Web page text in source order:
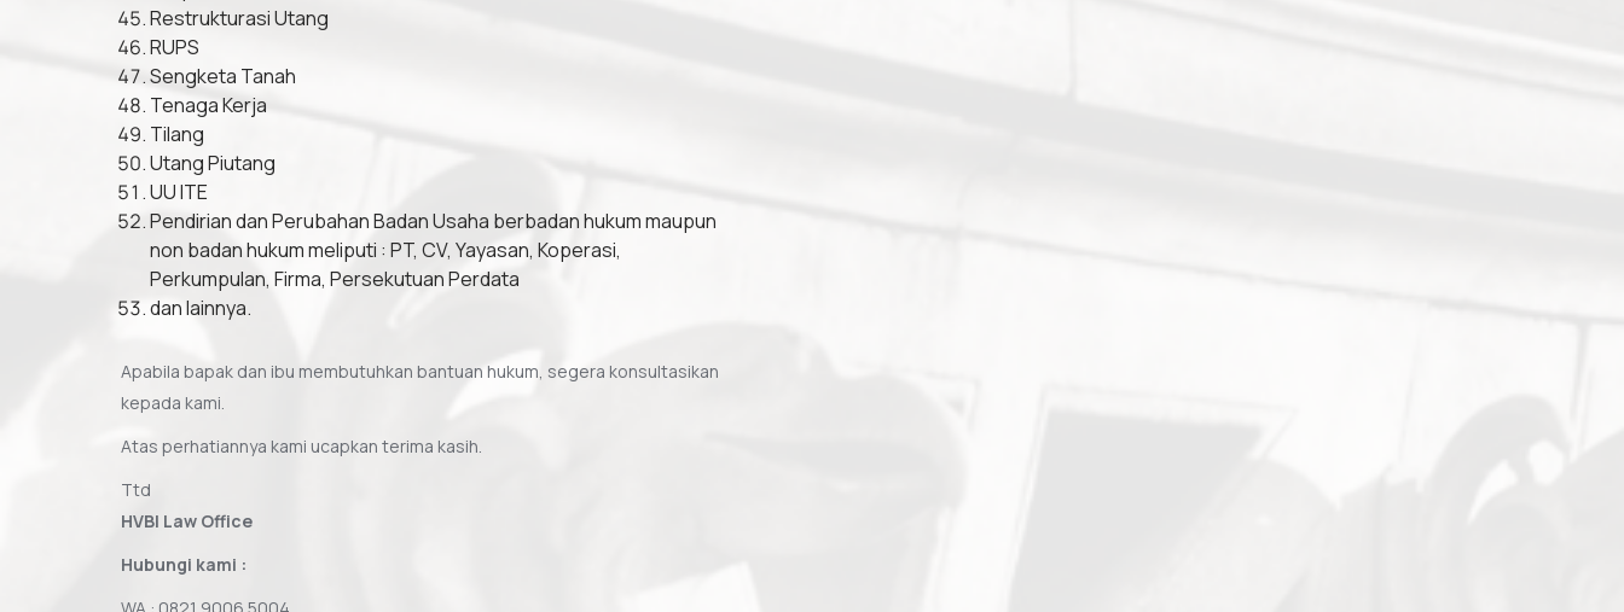
Restrukturasi Utang
RUPS
Sengketa Tanah
Tenaga Kerja
Tilang
Utang Piutang
UU ITE
Pendirian dan Perubahan Badan Usaha berbadan hukum maupun
non badan hukum meliputi : PT, CV, Yayasan, Koperasi,
Perkumpulan, Firma, Persekutuan Perdata
dan lainnya.
Apabila bapak dan ibu membutuhkan bantuan hukum, segera konsultasikan
kepada kami.
Atas perhatiannya kami ucapkan terima kasih.
Ttd
HVBI Law Office
Hubungi kami :